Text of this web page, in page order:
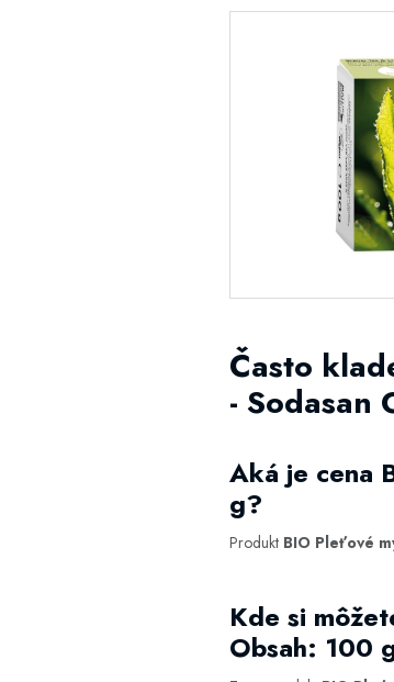
Často
- Sodasan
Aká je cena
g?
Produkt BIO Pleťové
Kde si
Obsah: 100